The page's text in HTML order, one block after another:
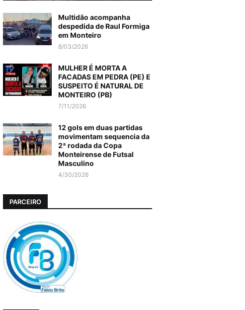
Multidão acompanha
despedida de Raul Formiga
em Monteiro
8/03/2026
MULHER É MORTA A
FACADAS EM PEDRA (PE) E
SUSPEITO É NATURAL DE
MONTEIRO (PB)
7/11/2026
12 gols em duas partidas
movimentam sequencia da
2ª rodada da Copa
Monteirense de Futsal
Masculino
4/30/2026
PARCEIRO